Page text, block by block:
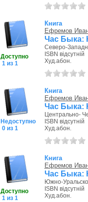
Доступно
1 из 1
Книга
Ефремов
Час Быка:
Северо-
ISBN відсутній
Худ.абон.
Недоступно
0 из 1
Книга
Ефремов
Час Быка:
Центрально-
ISBN відсутній
Худ.абон.
Доступно
1 из 1
Книга
Ефремов
Час Быка:
Южно-
ISBN відсутній
Худ.абон.